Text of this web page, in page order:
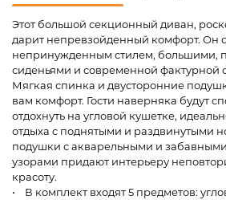
Этот большой секционный диван,
дарит непревзойденный комфорт. Он
непринужденным стилем, большими,
сиденьями и современной фактурной
Мягкая спинка и двусторонние
вам комфорт. Гости наверняка будут
отдохнуть на угловой кушетке,
отдыха с поднятыми и раздвинутыми
подушки с акварельными и
узорами придают интерьеру
красоту.
• В комплект входят 5 предметов: